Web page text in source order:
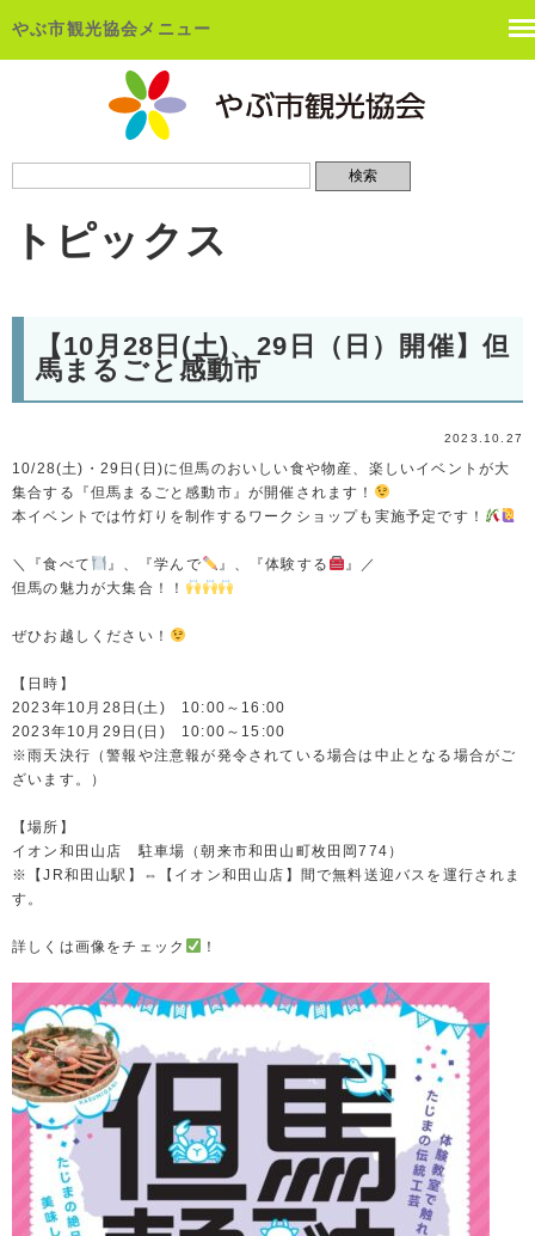
やぶ市観光協会メニュー
トピックス
【10月28日(土)、29日（日）開催】但
馬まるごと感動市
2023.10.27
10/28(土)・29日(日)に但馬のおいしい食や物産、楽しいイベントが大
集合する『但馬まるごと感動市』が開催されます！
本イベントでは竹灯りを制作するワークショップも実施予定です！
＼『食べて 』、『学んで 』、『体験する
』／
但馬の魅力が大集合！！
ぜひお越しください！
【日時】
2023年10月28日(土) 10:00～16:00
2023年10月29日(日) 10:00～15:00
※雨天決行（警報や注意報が発令されている場合は中止となる場合がご
ざいます。）
【場所】
イオン和田山店 駐車場（朝来市和田山町枚田岡774）
※【JR和田山駅】⇔【イオン和田山店】間で無料送迎バスを運行されま
す。
詳しくは画像をチェック ！